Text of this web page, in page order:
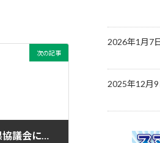
次の記事
2026年1月7
2025年12月9